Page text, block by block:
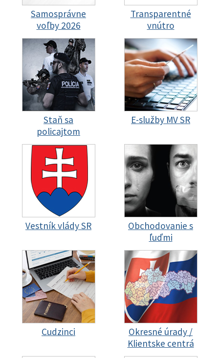
Samosprávne
voľby 2026
Transparentné
vnútro
Staň sa
policajtom
E-služby MV SR
Vestník vlády SR
Obchodovanie s
ľuďmi
Cudzinci
Okresné úrady /
Klientske centrá